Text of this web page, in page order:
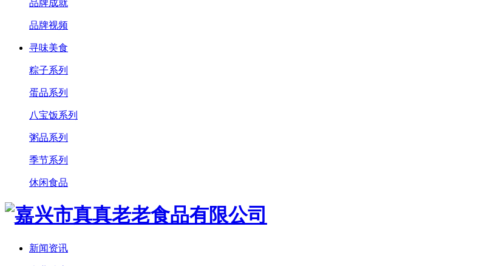
品牌成就
品牌视频
寻味美食
粽子系列
蛋品系列
八宝饭系列
粥品系列
季节系列
休闲食品
新闻资讯